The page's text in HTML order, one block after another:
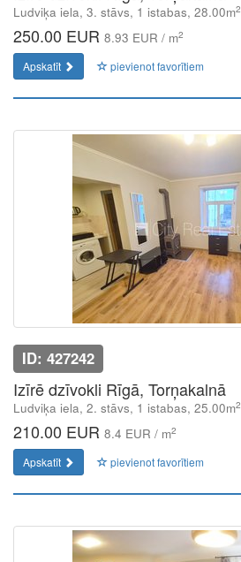
Ludviķa iela, 3. stāvs, 1 istabas, 28.00m2
250.00 EUR 8.93 EUR / m2
Apskatīt pievienot favorītiem
ID: 427242
Izīrē dzīvokli Rīgā, Torņakalnā
Ludviķa iela, 2. stāvs, 1 istabas, 25.00m2
210.00 EUR 8.4 EUR / m2
Apskatīt pievienot favorītiem